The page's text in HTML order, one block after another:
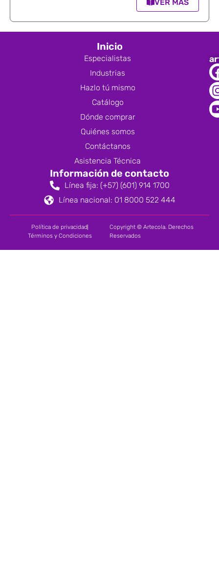
VER MÁS
Inicio
Especialistas
Industrias
Hazlo tú mismo
Catálogo
Dónde comprar
Quiénes somos
Contáctanos
Asistencia Técnica
Información de contacto
Línea fija: (+57) (601) 914 1700
Línea nacional: 01 8000 522 444
Política de privacidad
Términos y Condiciones
Copyright © Artecola. Derechos
Reservados